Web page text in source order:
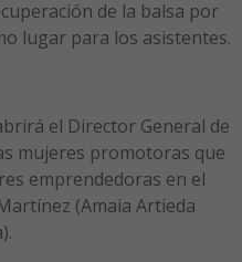
de la balsa por
lugar para los asistentes.
el Director General de
mujeres promotoras que
emprendedoras en el
(Amaia Artieda